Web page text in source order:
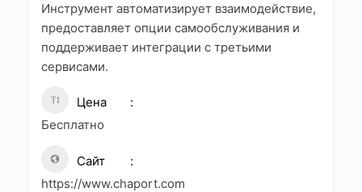
Инструмент автоматизирует взаимодействие,
предоставляет опции самообслуживания и
поддерживает интеграции с третьими
сервисами.
Цена
Бесплатно
Сайт
https://www.chaport.com